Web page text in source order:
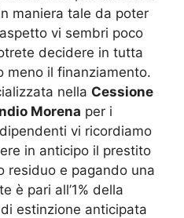
maniera tale da poter
vi sembri poco
decidere in tutta
meno il finanziamento.
nella Cessione
Morena per i
vi ricordiamo
in anticipo il prestito
residuo e pagando una
è pari all’1% della
estinzione anticipata